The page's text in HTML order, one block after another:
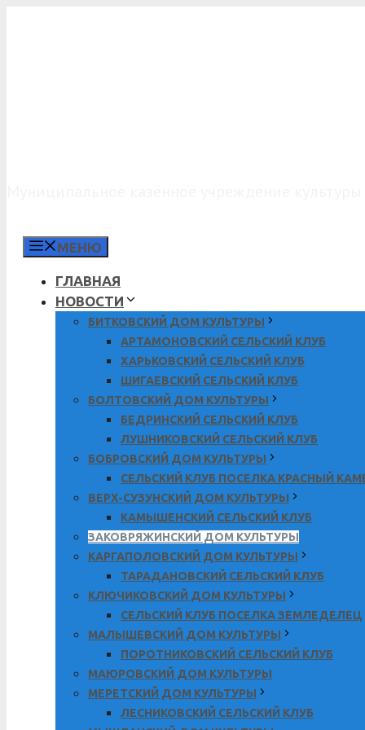
МЕНЮ
ГЛАВНАЯ
НОВОСТИ
БИТКОВСКИЙ ДОМ КУЛЬТУРЫ
АРТАМОНОВСКИЙ СЕЛЬСКИЙ КЛУБ
ХАРЬКОВСКИЙ СЕЛЬСКИЙ КЛУБ
ШИГАЕВСКИЙ СЕЛЬСКИЙ КЛУБ
БОЛТОВСКИЙ ДОМ КУЛЬТУРЫ
БЕДРИНСКИЙ СЕЛЬСКИЙ КЛУБ
ЛУШНИКОВСКИЙ СЕЛЬСКИЙ КЛУБ
БОБРОВСКИЙ ДОМ КУЛЬТУРЫ
СЕЛЬСКИЙ КЛУБ ПОСЕЛКА КРАСНЫЙ
ВЕРХ-СУЗУНСКИЙ ДОМ КУЛЬТУРЫ
КАМЫШЕНСКИЙ СЕЛЬСКИЙ КЛУБ
ЗАКОВРЯЖИНСКИЙ ДОМ КУЛЬТУРЫ
КАРГАПОЛОВСКИЙ ДОМ КУЛЬТУРЫ
ТАРАДАНОВСКИЙ СЕЛЬСКИЙ КЛУБ
КЛЮЧИКОВСКИЙ ДОМ КУЛЬТУРЫ
СЕЛЬСКИЙ КЛУБ ПОСЕЛКА ЗЕМЛЕДЕЛЕЦ
МАЛЫШЕВСКИЙ ДОМ КУЛЬТУРЫ
ПОРОТНИКОВСКИЙ СЕЛЬСКИЙ КЛУБ
МАЮРОВСКИЙ ДОМ КУЛЬТУРЫ
МЕРЕТСКИЙ ДОМ КУЛЬТУРЫ
ЛЕСНИКОВСКИЙ СЕЛЬСКИЙ КЛУБ